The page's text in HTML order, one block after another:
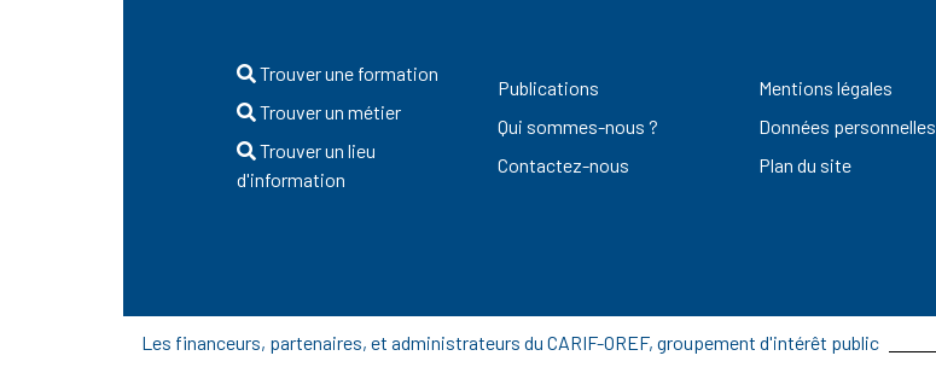
Trouver une formation
Trouver un métier
Trouver un lieu
d'information
Publications
Qui sommes-nous ?
Contactez-nous
Mentions légales
Données personnelles
Plan du site
Les financeurs, partenaires, et administrateurs du CARIF-OREF, groupement d'intérêt public